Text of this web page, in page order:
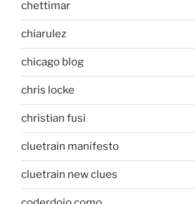
chettimar
chiarulez
chicago blog
chris locke
christian fusi
cluetrain manifesto
cluetrain new clues